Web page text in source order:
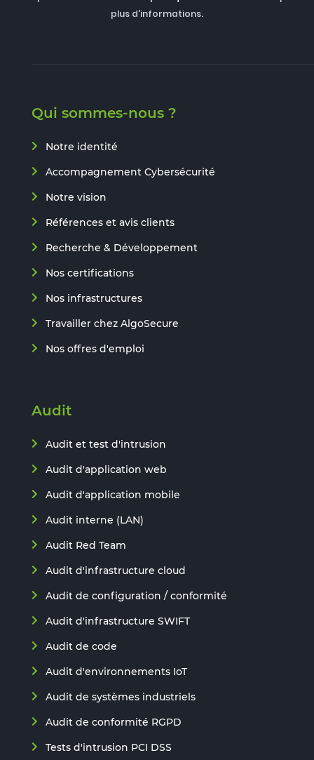
plus d'informations.
Qui sommes-nous ?
Notre identité
Accompagnement Cybersécurité
Notre vision
Références et avis clients
Recherche & Développement
Nos certifications
Nos infrastructures
Travailler chez AlgoSecure
Nos offres d'emploi
Audit
Audit et test d'intrusion
Audit d'application web
Audit d'application mobile
Audit interne (LAN)
Audit Red Team
Audit d'infrastructure cloud
Audit de configuration / conformité
Audit d'infrastructure SWIFT
Audit de code
Audit d'environnements IoT
Audit de systèmes industriels
Audit de conformité RGPD
Tests d'intrusion PCI DSS